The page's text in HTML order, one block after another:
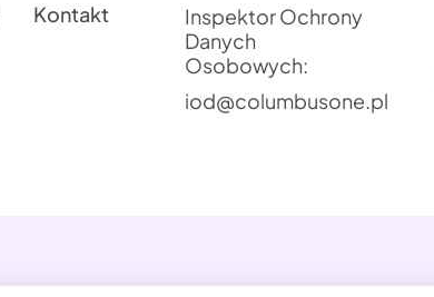
Kontakt
Inspektor Ochrony
Danych
Osobowych:
iod@columbusone.pl